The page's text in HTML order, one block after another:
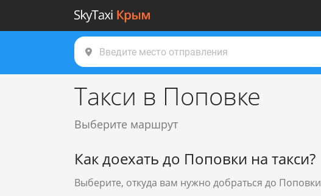
Такси в Поповке
Выберите маршрут
Как доехать до Поповки на такси?
Выберите, откуда вам нужно добраться до Поповки